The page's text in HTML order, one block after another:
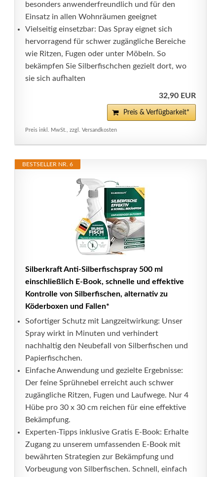
besonders anwenderfreundlich und für den
Einsatz in allen Wohnräumen geeignet
Vielseitig einsetzbar: Das Spray eignet sich
hervorragend für schwer zugängliche Bereiche
wie Ritzen, Fugen oder unter Möbeln. So
bekämpfen Sie Silberfischchen gezielt dort, wo
sie sich aufhalten
32,90 EUR
Preis & Verfügbarkeit*
Preis inkl. MwSt., zzgl. Versandkosten
BESTSELLER NR. 6
Silberkraft Anti-Silberfischspray 500 ml
einschließlich E-Book, schnelle und effektive
Kontrolle von Silberfischen, alternativ zu
Köderboxen und Fallen*
Sofortiger Schutz mit Langzeitwirkung: Unser
Spray wirkt in Minuten und verhindert
nachhaltig den Neubefall von Silberfischen und
Papierfischchen.
Einfache Anwendung und gezielte Ergebnisse:
Der feine Sprühnebel erreicht auch schwer
zugängliche Ritzen, Fugen und Laufwege. Nur 4
Hübe pro 30 x 30 cm reichen für eine effektive
Bekämpfung.
Experten-Tipps inklusive Gratis E-Book: Erhalte
Zugang zu unserem umfassenden E-Book mit
bewährten Strategien zur Bekämpfung und
Vorbeugung von Silberfischen. Schnell, einfach